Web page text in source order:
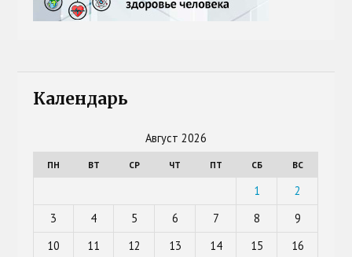
Календарь
Август 2026
ПН ВТ СР ЧТ ПТ СБ ВС
1
2
3
4 5 6 7 8
9
10
11 12 13 14 15
16